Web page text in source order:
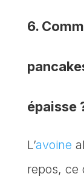
6.
épaisse
L’avoine
repos, ce